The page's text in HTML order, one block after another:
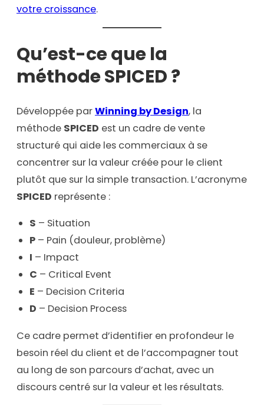
votre croissance.
Qu’est-ce que la
méthode SPICED ?
Développée parWinning by Design, la
méthode SPICED est un cadre de vente
structuré qui aide les commerciaux à se
concentrer sur la valeur créée pour le client
plutôt que sur la simple transaction. L’acronyme
SPICED représente :
S – Situation
P – Pain (douleur, problème)
I – Impact
C – Critical Event
E – Decision Criteria
D – Decision Process
Ce cadre permet d’identifier en profondeur le
besoin réel du client et de l’accompagner tout
au long de son parcours d’achat, avec un
discours centré sur la valeur et les résultats.